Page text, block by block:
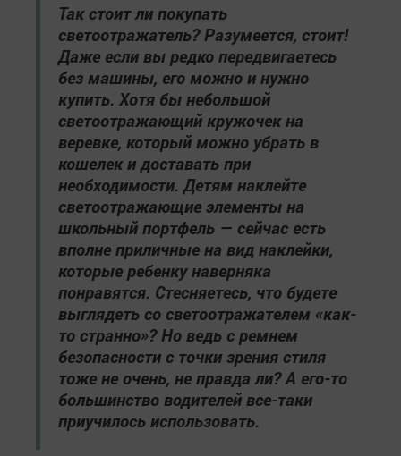
Так стоит ли покупать
светоотражатель? Разумеется, стоит!
Даже если вы редко передвигаетесь
без машины, его можно и нужно
купить. Хотя бы небольшой
светоотражающий кружочек на
веревке, который можно убрать в
кошелек и доставать при
необходимости. Детям наклейте
светоотражающие элементы на
школьный портфель — сейчас есть
вполне приличные на вид наклейки,
которые ребенку наверняка
понравятся. Стесняетесь, что будете
выглядеть со светоотражателем «как-
то странно»? Но ведь с ремнем
безопасности с точки зрения стиля
тоже не очень, не правда ли? А его-то
большинство водителей все-таки
приучилось использовать.